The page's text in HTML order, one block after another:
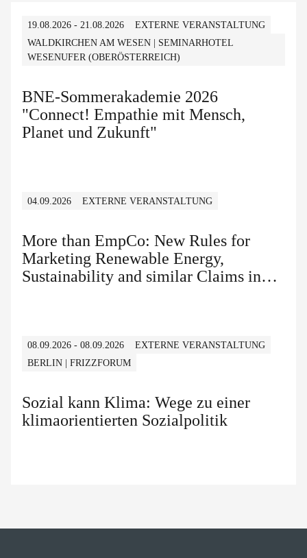
19.08.2026 - 21.08.2026
EXTERNE VERANSTALTUNG
WALDKIRCHEN AM WESEN | SEMINARHOTEL
WESENUFER (OBERÖSTERREICH)
BNE-Sommerakademie 2026
"Connect! Empathie mit Mensch,
Planet und Zukunft"
04.09.2026 EXTERNE VERANSTALTUNG
More than EmpCo: New Rules for
Marketing Renewable Energy,
Sustainability and similar Claims in
08.09.2026 - 08.09.2026
EXTERNE VERANSTALTUNG
BERLIN | FRIZZFORUM
Sozial kann Klima: Wege zu einer
klimaorientierten Sozialpolitik